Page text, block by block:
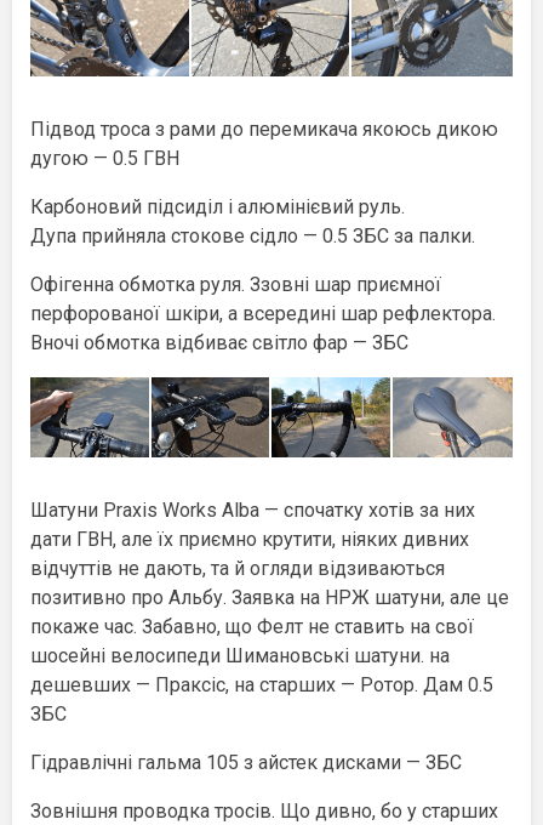
Підвод троса з рами до перемикача якоюсь дикою
дугою — 0.5 ГВН
Карбоновий підсиділ і алюмінієвий руль.
Дупа прийняла стокове сідло — 0.5 ЗБС за палки.
Офігенна обмотка руля. Ззовні шар приємної
перфорованої шкіри, а всередині шар рефлектора.
Вночі обмотка відбиває світло фар — ЗБС
Шатуни Praxis Works Alba — спочатку хотів за них
дати ГВН, але їх приємно крутити, ніяких дивних
відчуттів не дають, та й огляди відзиваються
позитивно про Альбу. Заявка на НРЖ шатуни, але це
покаже час. Забавно, що Фелт не ставить на свої
шосейні велосипеди Шимановські шатуни. на
дешевших — Праксіс, на старших — Ротор. Дам 0.5
ЗБС
Гідравлічні гальма 105 з айстек дисками — ЗБС
Зовнішня проводка тросів. Що дивно, бо у старших